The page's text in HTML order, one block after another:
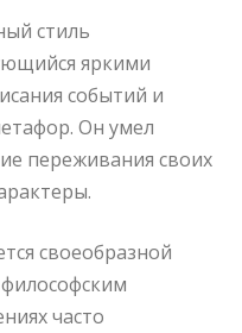
стиль
яркими
событий и
Он умел
переживания своих
своеобразной
часто